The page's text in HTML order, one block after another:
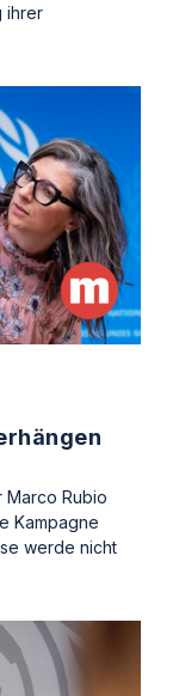
ihrer
Marco Rubio
Kampagne
werde nicht